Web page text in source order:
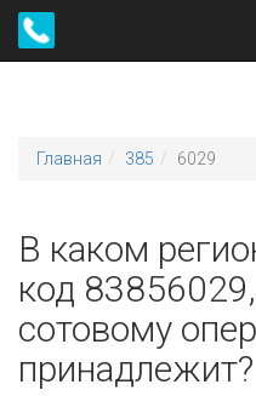
Главная 385 6029
В каком
код
сотовому
принадлежит?